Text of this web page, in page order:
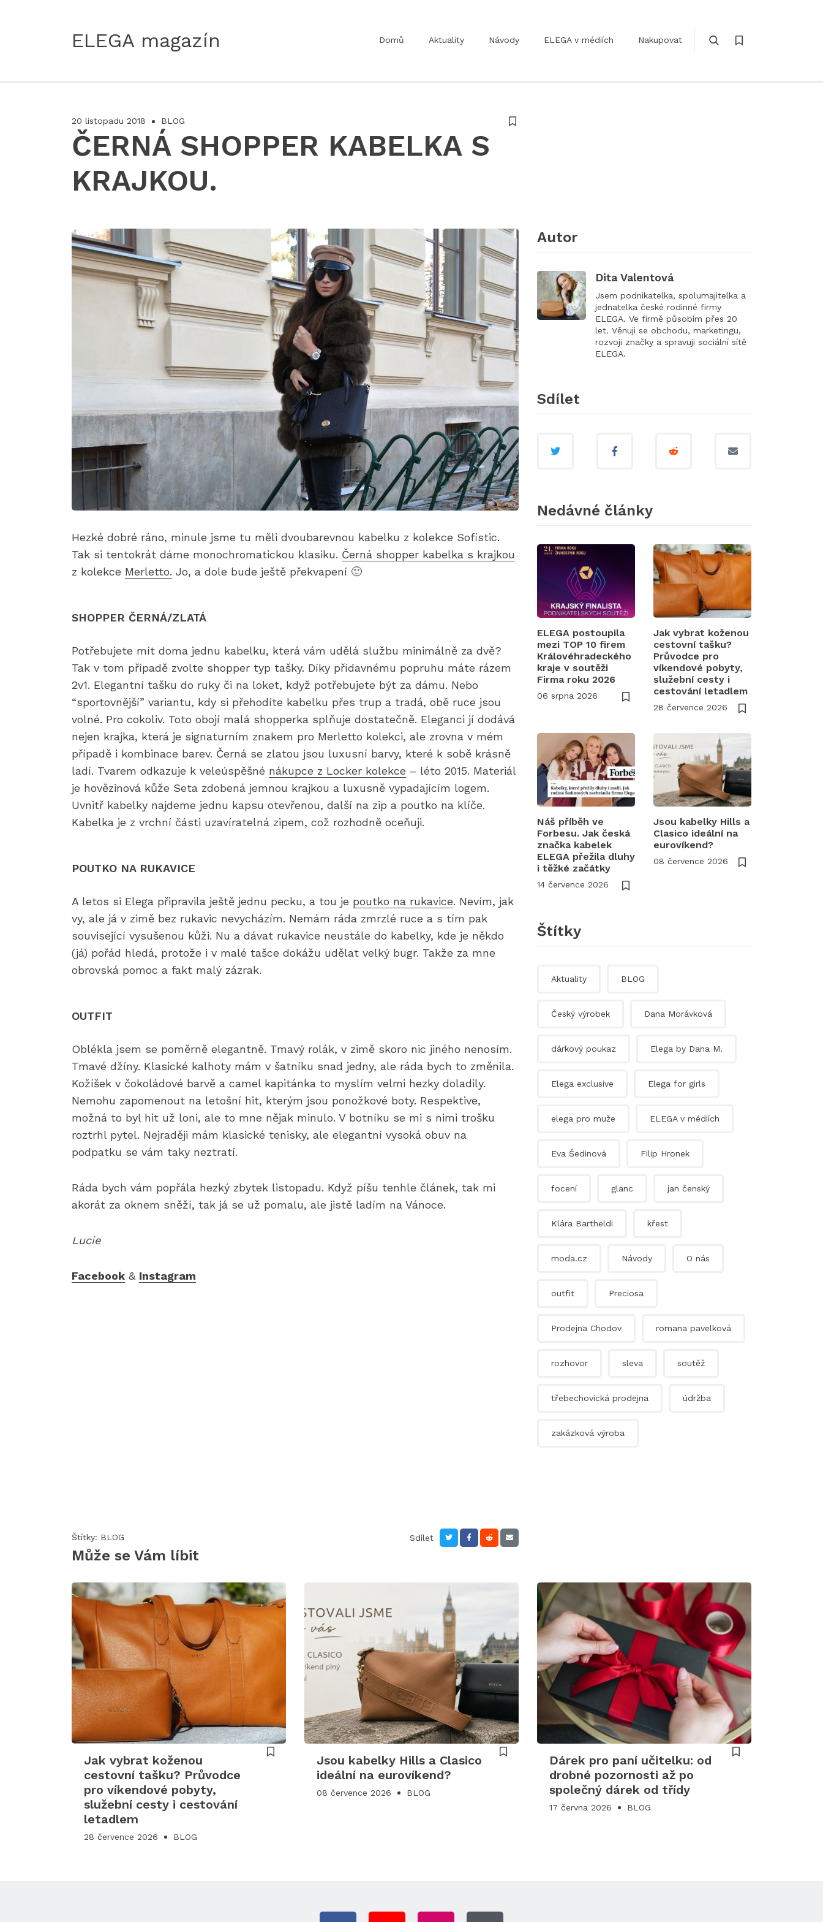
ELEGA magazín Domů Aktuality Návody ELEGA v médiích Nakupovat
20 listopadu 2018 BLOG
ČERNÁ SHOPPER KABELKA S
KRAJKOU.
Hezké dobré ráno, minule jsme tu měli dvoubarevnou kabelku z kolekce Sofistic.
Tak si tentokrát dáme monochromatickou klasiku. Černá shopper kabelka s krajkou
z kolekce Merletto. Jo, a dole bude ještě překvapení 🙂
SHOPPER ČERNÁ/ZLATÁ
Potřebujete mít doma jednu kabelku, která vám udělá službu minimálně za dvě?
Tak v tom případě zvolte shopper typ tašky. Díky přídavnému popruhu máte rázem
2v1. Elegantní tašku do ruky či na loket, když potřebujete být za dámu. Nebo
“sportovnější” variantu, kdy si přehodíte kabelku přes trup a tradá, obě ruce jsou
volné. Pro cokoliv. Toto obojí malá shopperka splňuje dostatečně. Eleganci jí dodává
nejen krajka, která je signaturním znakem pro Merletto kolekci, ale zrovna v mém
případě i kombinace barev. Černá se zlatou jsou luxusní barvy, které k sobě krásně
ladí. Tvarem odkazuje k veleúspěšné nákupce z Locker kolekce – léto 2015. Materiál
je hovězinová kůže Seta zdobená jemnou krajkou a luxusně vypadajícím logem.
Uvnitř kabelky najdeme jednu kapsu otevřenou, další na zip a poutko na klíče.
Kabelka je z vrchní části uzavíratelná zipem, což rozhodně oceňuji.
POUTKO NA RUKAVICE
A letos si Elega připravila ještě jednu pecku, a tou je poutko na rukavice. Nevím, jak
vy, ale já v zimě bez rukavic nevycházím. Nemám ráda zmrzlé ruce a s tím pak
související vysušenou kůži. Nu a dávat rukavice neustále do kabelky, kde je někdo
(já) pořád hledá, protože i v malé tašce dokážu udělat velký bugr. Takže za mne
obrovská pomoc a fakt malý zázrak.
OUTFIT
Oblékla jsem se poměrně elegantně. Tmavý rolák, v zimě skoro nic jiného nenosím.
Tmavé džíny. Klasické kalhoty mám v šatníku snad jedny, ale ráda bych to změnila.
Kožíšek v čokoládové barvě a camel kapitánka to myslím velmi hezky doladily.
Nemohu zapomenout na letošní hit, kterým jsou ponožkové boty. Respektive,
možná to byl hit už loni, ale to mne nějak minulo. V botníku se mi s nimi trošku
roztrhl pytel. Nejraději mám klasické tenisky, ale elegantní vysoká obuv na
podpatku se vám taky neztratí.
Ráda bych vám popřála hezký zbytek listopadu. Když píšu tenhle článek, tak mi
akorát za oknem sněží, tak já se už pomalu, ale jistě ladím na Vánoce.
Lucie
Facebook & Instagram
Štítky: BLOG Sdílet
Autor
Dita Valentová
Jsem podnikatelka, spolumajitelka a
jednatelka české rodinné firmy
ELEGA. Ve firmě působím přes 20
let. Věnuji se obchodu, marketingu,
rozvoji značky a spravuji sociální sítě
ELEGA.
Sdílet
Nedávné články
ELEGA postoupila
mezi TOP 10 firem
Královéhradeckého
kraje v soutěži
Firma roku 2026
06 srpna 2026
Jak vybrat koženou
cestovní tašku?
Průvodce pro
víkendové pobyty,
služební cesty i
cestování letadlem
28 července 2026
Náš příběh ve
Forbesu. Jak česká
značka kabelek
ELEGA přežila dluhy
i těžké začátky
14 července 2026
Jsou kabelky Hills a
Clasico ideální na
eurovíkend?
08 července 2026
Štítky
Aktuality BLOG
Český výrobek Dana Morávková
dárkový poukaz Elega by Dana M.
Elega exclusive Elega for girls
elega pro muže ELEGA v médiích
Eva Šedinová Filip Hronek
focení glanc jan čenský
Klára Bartheldi křest
moda.cz Návody O nás
outfit Preciosa
Prodejna Chodov romana pavelková
rozhovor sleva soutěž
třebechovická prodejna údržba
zakázková výroba
Může se Vám líbit
Jak vybrat koženou
cestovní tašku? Průvodce
pro víkendové pobyty,
služební cesty i cestování
letadlem
28 července 2026 BLOG
Jsou kabelky Hills a Clasico
ideální na eurovíkend?
08 července 2026 BLOG
Dárek pro paní učitelku: od
drobné pozornosti až po
společný dárek od třídy
17 června 2026 BLOG